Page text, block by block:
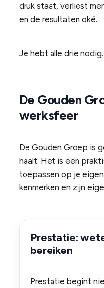
druk staat, verliest
en de resultaten oké.
Je hebt alle drie nodig.
De Gouden
werksfeer
De Gouden Groep is
haalt. Het is een
toepassen op je
kenmerken en zijn
Prestatie:
bereiken
Prestatie begint